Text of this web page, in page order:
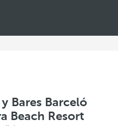
Bares Barceló
Beach Resort